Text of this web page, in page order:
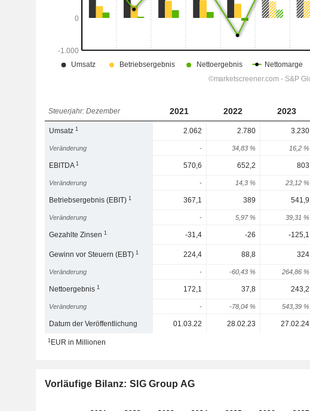
Steuerjahr: Dezember 2021 2022 2023
Umsatz1 2.062 2.780 3.230
Veränderung - 34,83 % 16,2 %
EBITDA1 570,6 652,2 803
Veränderung - 14,3 % 23,12 %
Betriebsergebnis (EBIT)1 367,1 389 541,9
Veränderung - 5,97 % 39,31 %
Gezahlte Zinsen1 -31,4 -26 -125,1
Gewinn vor Steuern (EBT)1 224,4 88,8 324
Veränderung - -60,43 % 264,86 %
Nettoergebnis1 172,1 37,8 243,2
Veränderung - -78,04 % 543,39 %
Datum der Veröffentlichung 01.03.22 28.02.23 27.02.24
1EUR in Millionen
Vorläufige Bilanz: SIG Group AG